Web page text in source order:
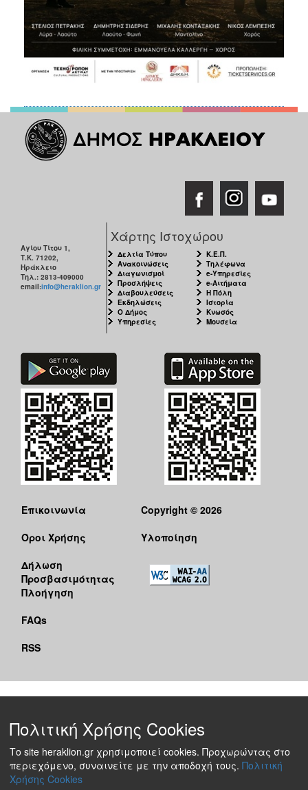
Αγίου Τίτου 1,
Τ.Κ. 71202,
Ηράκλειο
Τηλ.: 2813-409000
email:info@heraklion.gr
Χάρτης Ιστοχώρου
Δελτία Τύπου
Ανακοινώσεις
Διαγωνισμοί
Προσλήψεις
Διαβουλεύσεις
Εκδηλώσεις
Ο Δήμος
Υπηρεσίες
Κ.Ε.Π.
Τηλέφωνα
e-Υπηρεσίες
e-Αιτήματα
Η Πόλη
Ιστορία
Κνωσός
Μουσεία
Επικοινωνία
Όροι Χρήσης
Δήλωση
Προσβασιμότητας
Πλοήγηση
FAQs
RSS
Copyright © 2026
Υλοποίηση
Πολιτική Χρήσης Cookies
Το site heraklion.gr χρησιμοποιεί cookies. Προχωρώντας στο
περιεχόμενο, συναινείτε με την αποδοχή τους. Πολιτική
Χρήσης Cookies